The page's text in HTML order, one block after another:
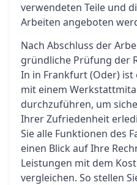
verwendeten Teile und
Arbeiten angeboten
Nach Abschluss der
gründliche Prüfung der
In in Frankfurt (Oder) ist
mit einem
durchzuführen, um
Ihrer Zufriedenheit
Sie alle Funktionen des
einen Blick auf Ihre
Leistungen mit dem
vergleichen. So stellen